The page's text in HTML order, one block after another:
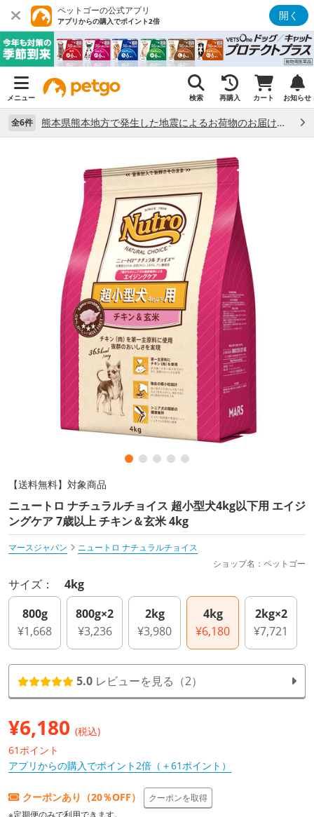
ペットゴーの公式アプリ
アプリからの購入でポイント2倍 開く
メニュー 検索 再購入 カート お知らせ
全6件 熊本県熊本地方で発生した地震によるお荷物のお届け状況について （7/28）
【送料無料】対象商品
ニュートロ ナチュラルチョイス 超小型犬4kg以下用 エイジ
ングケア 7歳以上 チキン＆玄米 4kg
マースジャパン
ニュートロ ナチュラルチョイス
ショップ名：ペットゴー
サイズ： 4kg
800g
¥1,668
800g×2
¥3,236
2kg
¥3,980
4kg
¥6,180
2kg×2
¥7,721
5.0 レビューを見る（2）
¥6,180 (税込)
61ポイント
アプリからの購入でポイント2倍（＋61ポイント）
クーポンあり（20％OFF）
クーポンを取得